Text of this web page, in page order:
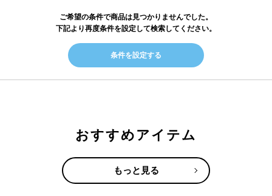
ご希望の条件で商品は見つかりませんでした。
下記より再度条件を設定して検索してください。
条件を設定する
おすすめアイテム
もっと見る